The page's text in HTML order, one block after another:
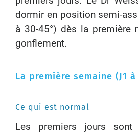
dormir en position semi-
à 30-45°) dès la première
gonflement.
La première semaine (J1 à
Ce qui est normal
Les premiers jours